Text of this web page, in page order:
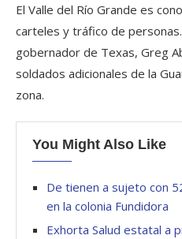
El Valle del Río Grande es
carteles y tráfico de
gobernador de Texas, Greg
soldados adicionales de la
zona.
You Might Also Like
De tienen a sujeto con
en la colonia Fundidora
Exhorta Salud estatal a